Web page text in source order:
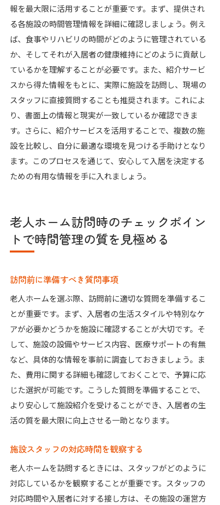
報を最大限に活用することが重要です。まず、提供され
る各施設の時間管理情報を詳細に確認しましょう。例え
ば、食事やリハビリの時間がどのように管理されている
か、そしてそれが入居者の健康維持にどのように貢献し
ているかを理解することが必要です。また、紹介サービ
スから得た情報をもとに、実際に施設を訪問し、現場の
スタッフに直接質問することも推奨されます。これによ
り、書面上の情報と現実が一致しているか確認できま
す。さらに、紹介サービスを活用することで、複数の施
設を比較し、自分に最適な環境を見つける手助けとなり
ます。このプロセスを通じて、安心して入居を決定する
ための有用な情報を手に入れましょう。
老人ホーム訪問時のチェックポイン
トで時間管理の質を見極める
訪問前に準備すべき質問事項
老人ホームを選ぶ際、訪問前に適切な質問を準備するこ
とが重要です。まず、入居者の生活スタイルや特別なケ
アが必要かどうかを施設に確認することが大切です。そ
して、施設の設備やサービス内容、医療サポートの有無
など、具体的な情報を事前に調査しておきましょう。ま
た、費用に関する詳細も確認しておくことで、予算に応
じた選択が可能です。こうした質問を準備することで、
より安心して施設紹介を受けることができ、入居者の生
活の質を最大限に向上させる一助となります。
施設スタッフの対応時間を観察する
老人ホームを訪問するときには、スタッフがどのように
対応しているかを観察することが重要です。スタッフの
対応時間や入居者に対する接し方は、その施設の運営方